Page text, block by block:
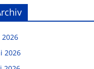
2026
2026